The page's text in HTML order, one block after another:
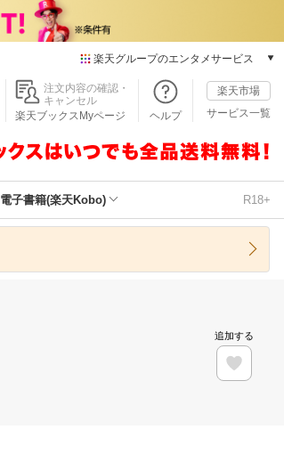
楽天グループのエンタメサービス
本/ゲーム/CD/DVD
楽天ブックス
楽天Kobo
楽天ミュージック
楽天TV
注文内容の確認・
キャンセル
楽天ブックスMyページ
ヘルプ
楽天市場
サービス一覧
電子書籍(楽天Kobo) R18+
追加する